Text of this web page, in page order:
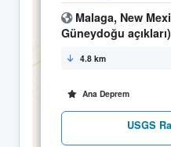
Malaga, New
Güneydoğu açıkları)
4.8 km
Ana Deprem
USGS